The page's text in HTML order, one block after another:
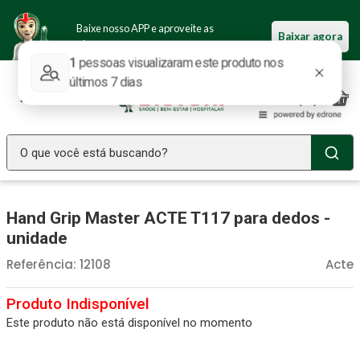
Baixe nosso APP e aproveite as
ofertas.
Baixar agora
O que você está buscando?
Hand Grip Master ACTE T117 para dedos -
unidade
Acte
Referência: 12108
Este produto não está disponível no momento
1º Seringa Insulina
2º Fralda Geriatrica
3 º Luva Latex
4º Littmann
5º Estetoscopio Littmann